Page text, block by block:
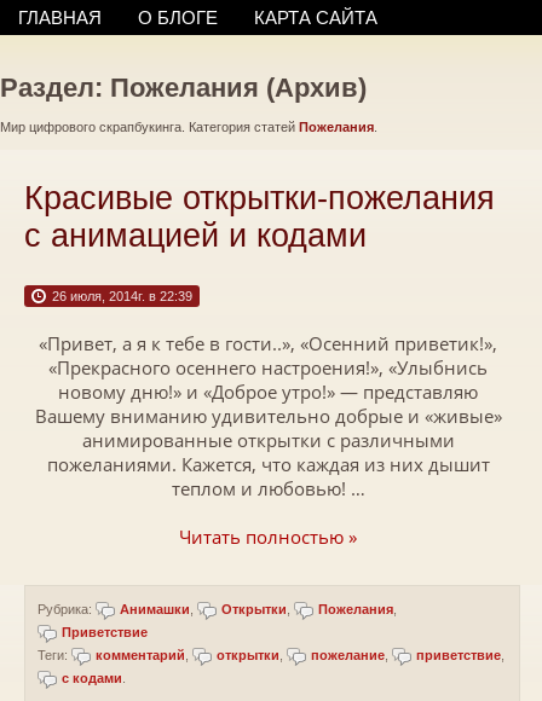
ГЛАВНАЯ О БЛОГЕ КАРТА САЙТА
Раздел: Пожелания (Архив)
Мир цифрового скрапбукинга. Категория статей Пожелания
Красивые открытки-пожелания
с анимацией и кодами
26 июля, 2014г. в 22:39
«Привет, а я к тебе в гости..», «Осенний приветик!»,
«Прекрасного осеннего настроения!», «Улыбнись
новому дню!» и «Доброе утро!» — представляю
Вашему вниманию удивительно добрые и «живые»
анимированные открытки с различными
пожеланиями. Кажется, что каждая из них дышит
теплом и любовью! …
Читать полностью »
Рубрика: Анимашки Открытки Пожелания
Приветствие
Теги:
комментарий открытки пожелание приветствие
с кодами